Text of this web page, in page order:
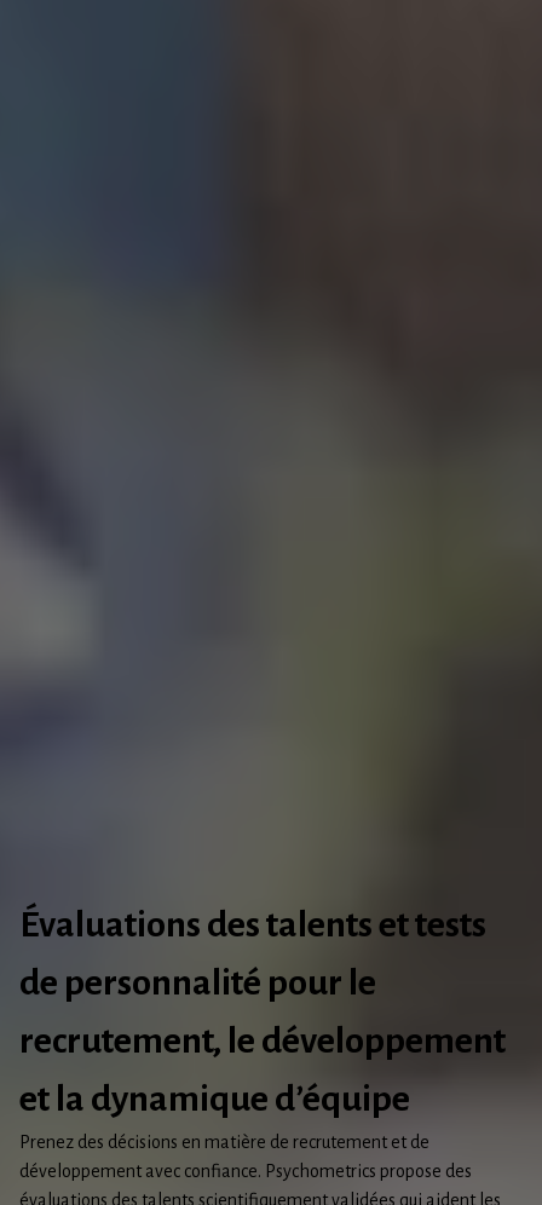
Évaluations des talents et tests
de personnalité pour le
recrutement, le développement
et la dynamique d’équipe
Prenez des décisions en matière de recrutement et de
développement avec confiance. Psychometrics propose des
évaluations des talents scientifiquement validées qui aident les